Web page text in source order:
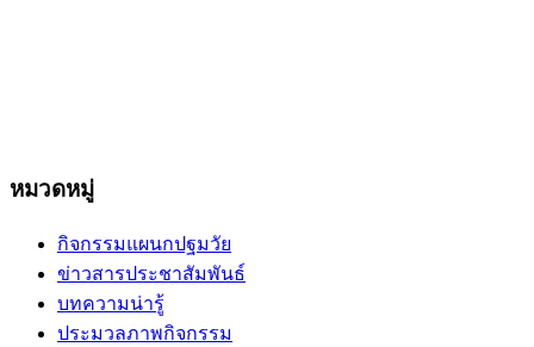
หมวดหมู่
กิจกรรมแผนกปฐมวัย
ข่าวสารประชาสัมพันธ์
บทความน่ารู้
ประมวลภาพกิจกรรม